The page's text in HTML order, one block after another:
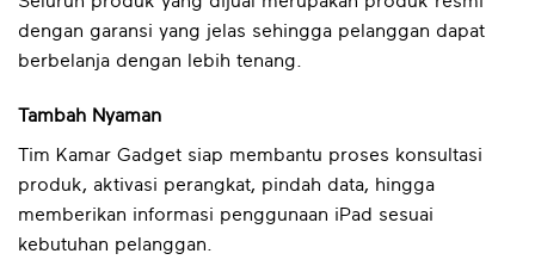
dengan garansi yang jelas sehingga pelanggan dapat
berbelanja dengan lebih tenang.
Tambah Nyaman
Tim Kamar Gadget siap membantu proses konsultasi
produk, aktivasi perangkat, pindah data, hingga
memberikan informasi penggunaan iPad sesuai
kebutuhan pelanggan.